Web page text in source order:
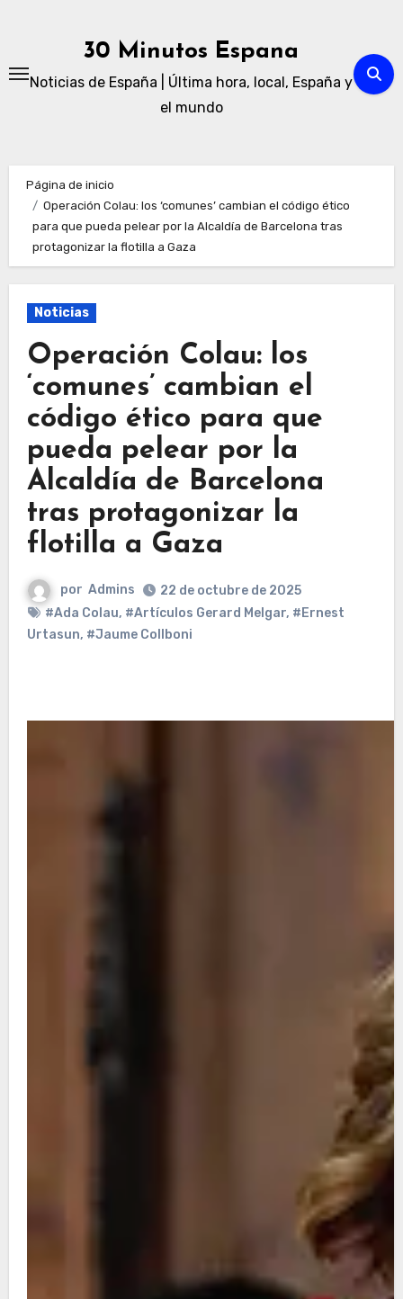
30 Minutos Espana
Noticias de España | Última hora, local, España y
el mundo
Página de inicio
Operación Colau: los ‘comunes’ cambian el código ético
para que pueda pelear por la Alcaldía de Barcelona tras
protagonizar la flotilla a Gaza
Noticias
Operación Colau: los
‘comunes’ cambian el
código ético para que
pueda pelear por la
Alcaldía de Barcelona
tras protagonizar la
flotilla a Gaza
por Admins
22 de octubre de 2025
#Ada Colau, #Artículos Gerard Melgar, #Ernest
Urtasun, #Jaume Collboni